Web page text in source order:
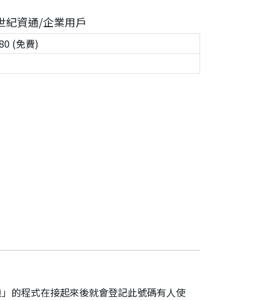
紀資通/企業用戶
(免費)
的程式在接起來後就會登記此號碼有人使